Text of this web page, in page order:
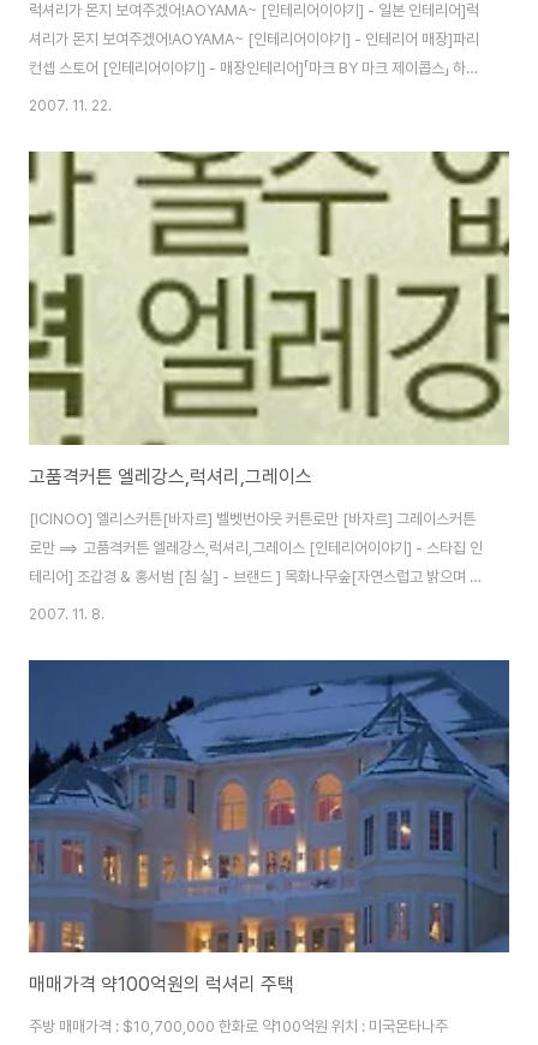
럭셔리가 몬지 보여주겠어!AOYAMA~ [인테리어이야기] - 일본 인테리어]럭
셔리가 몬지 보여주겠어!AOYAMA~ [인테리어이야기] - 인테리어 매장]파리
컨셉 스토어 [인테리어이야기] - 매장인테리어]「마크 BY 마크 제이콥스」 하라
쥬쿠점 [인테리어이야기] - 도쿄_오모테산도 명품숍
2007. 11. 22.
고품격커튼 엘레강스,럭셔리,그레이스
[ICINOO] 엘리스커튼[바자르] 벨벳번아웃 커튼로만 [바자르] 그레이스커튼
로만 ==> 고품격커튼 엘레강스,럭셔리,그레이스 [인테리어이야기] - 스타집 인
테리어] 조갑경 & 홍서범 [침 실] - 브랜드 ] 목화나무숲[자연스럽고 밝으며 단
순하고 실용적인 디자인 브랜드] [DIY] - DIY]커튼/로만쉐이드 사이즈 재는법
2007. 11. 8.
매매가격 약100억원의 럭셔리 주택
주방 매매가격 : $10,700,000 한화로 약100억원 위치 : 미국몬타나주